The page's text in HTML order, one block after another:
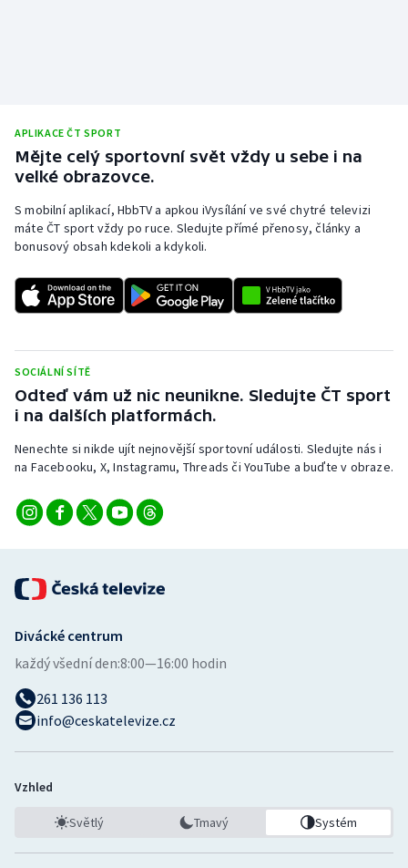
APLIKACE ČT SPORT
Mějte celý sportovní svět vždy u sebe i na
velké obrazovce.
S mobilní aplikací, HbbTV a apkou iVysílání ve své chytré televizi
máte ČT sport vždy po ruce. Sledujte přímé přenosy, články a
bonusový obsah kdekoli a kdykoli.
SOCIÁLNÍ SÍTĚ
Odteď vám už nic neunikne. Sledujte ČT sport
i na dalších platformách.
Nenechte si nikde ujít nejnovější sportovní události. Sledujte nás i
na Facebooku, X, Instagramu, Threads či YouTube a buďte v obraze.
Divácké centrum
každý všední den:8:00—16:00 hodin
261 136 113
info@ceskatelevize.cz
Vzhled
Světlý Tmavý Systém